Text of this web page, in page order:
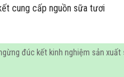
cung cấp nguồn sữa tươi
đúc kết kinh nghiệm sản